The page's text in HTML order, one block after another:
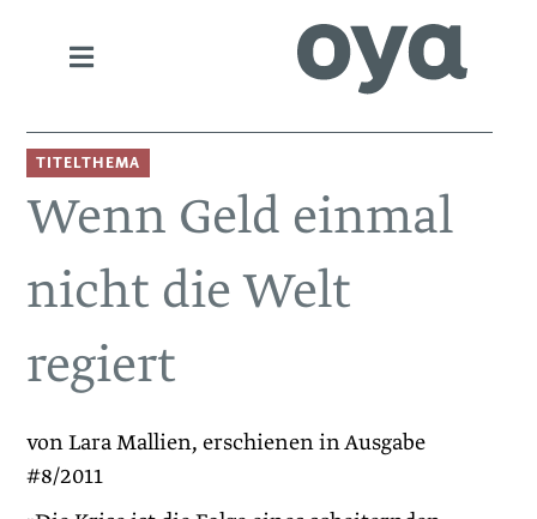
TITELTHEMA
Wenn Geld einmal
nicht die Welt
regiert
von Lara Mallien, erschienen in Ausgabe
#8/2011